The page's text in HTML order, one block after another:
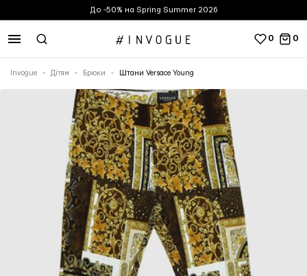
До -50% на Spring Summer 2026
0 0
Invogue Дітям Брюки Штани Versace Young